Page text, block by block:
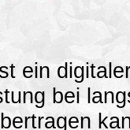
ein
bei